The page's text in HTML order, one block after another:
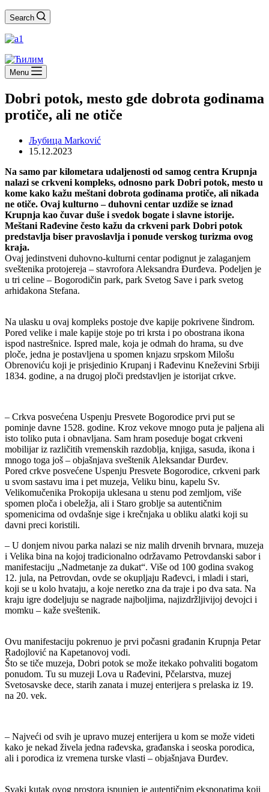
Search
Menu
Dobri potok, mesto gde dobrota godinama
protiče, ali ne otiče
Љубица Marković
15.12.2023
Na samo par kilometara udaljenosti od samog centra Krupnja
nalazi se crkveni kompleks, odnosno park Dobri potok, mesto u
kome kako kažu meštani dobrota godinama protiče, ali nikada
ne otiče. Ovaj kulturno – duhovni centar uzdiže se iznad
Krupnja kao čuvar duše i svedok bogate i slavne istorije.
Meštani Rađevine često kažu da crkveni park Dobri potok
predstavlja biser pravoslavlja i ponude verskog turizma ovog
kraja.
Ovaj jedinstveni duhovno-kulturni centar podignut je zalaganjem
sveštenika protojereja – stavrofora Aleksandra Đurđeva. Podeljen je
u tri celine – Bogorodičin park, park Svetog Save i park svetog
arhiđakona Stefana.
Na ulasku u ovaj kompleks postoje dve kapije pokrivene šindrom.
Pored velike i male kapije stoje po tri krsta i po obostrana ikona
ispod nastrešnice. Ispred male, koja je odmah do hrama, su dve
ploče, jedna je postavljena u spomen knjazu srpskom Milošu
Obrenoviću koji je prisjedinio Krupanj i Rađevinu Kneževini Srbiji
1834. godine, a na drugoj ploči predstavljen je istorijat crkve.
– Crkva posvećena Uspenju Presvete Bogorodice prvi put se
pominje davne 1528. godine. Kroz vekove mnogo puta je paljena ali
isto toliko puta i obnavljana. Sam hram poseduje bogat crkveni
mobilijar iz različitih vremenskih razdoblja, knjiga, sasuda, ikona i
mnogo toga još – objašnjava sveštenik Aleksandar Đurđev.
Pored crkve posvećene Uspenju Presvete Bogorodice, crkveni park
u svom sastavu ima i pet muzeja, Veliku binu, kapelu Sv.
Velikomučenika Prokopija uklesana u stenu pod zemljom, više
spomen ploča i obeležja, ali i Staro groblje sa autentičnim
spomenicima od ovdašnje sige i krečnjaka u obliku alatki koji su
davni preci koristili.
– U donjem nivou parka nalazi se niz malih drvenih brvnara, muzeja
i Velika bina na kojoj tradicionalno održavamo Petrovdanski sabor i
manifestaciju „Nadmetanje za dukat“. Više od 100 godina svakog
12. jula, na Petrovdan, ovde se okupljaju Rađevci, i mladi i stari,
koji se u kolo hvataju, a koje neretko zna da traje i po dva sata. Na
kraju igre dodeljuju se nagrade najboljima, najizdržljivijoj devojci i
momku – kaže sveštenik.
Ovu manifestaciju pokrenuo je prvi počasni građanin Krupnja Petar
Radojlović na Kapetanovoj vodi.
Što se tiče muzeja, Dobri potok se može itekako pohvaliti bogatom
ponudom. Tu su muzeji Lova u Rađevini, Pčelarstva, muzej
Svetosavske dece, starih zanata i muzej enterijera s prelaska iz 19.
na 20. vek.
– Najveći od svih je upravo muzej enterijera u kom se može videti
kako je nekad živela jedna rađevska, građanska i seoska porodica,
ali i porodica iz vremena turske vlasti – objašnjava Đurđev.
Svaki kutak ovog prostora ispunjen je autentičnim eksponatima koji